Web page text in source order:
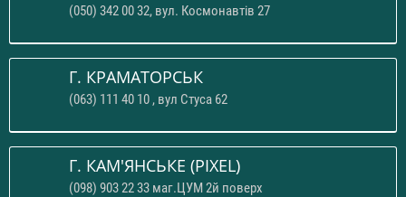
(050) 342 00 32, вул. Космонавтів 27
Г. КРАМАТОРСЬК
(063) 111 40 10 , вул Стуса 62
Г. КАМ'ЯНСЬКЕ (PIXEL)
(098) 903 22 33 маг.ЦУМ 2й поверх